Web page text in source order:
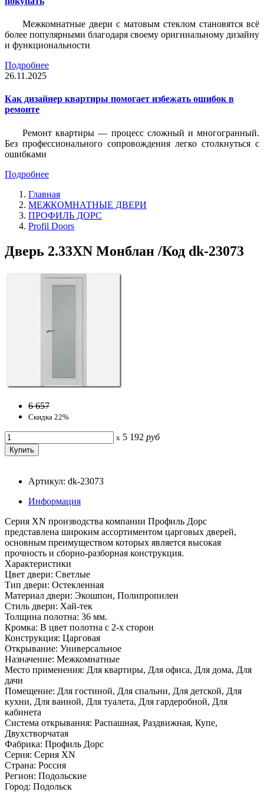
Межкомнатные двери с матовым стеклом становятся всё
более популярными благодаря своему оригинальному дизайну
и функциональности
Подробнее
26.11.2025
Как дизайнер квартиры помогает избежать ошибок в
ремонте
Ремонт квартиры — процесс сложный и многогранный.
Без профессионального сопровождения легко столкнуться с
ошибками
Подробнее
Главная
МЕЖКОМНАТНЫЕ ДВЕРИ
ПРОФИЛЬ ДОРС
Profil Doors
Дверь 2.33ХN Монблан /Код dk-23073
6 657
Скидка 22%
x 5 192 руб
Артикул: dk-23073
Информация
Серия ХN производства компании Профиль Дорс
представлена широким ассортиментом царговых дверей,
основным преимуществом которых является высокая
прочность и сборно-разборная конструкция.
Характеристики
Цвет двери: Светлые
Тип двери: Остекленная
Материал двери: Экошпон, Полипропилен
Стиль двери: Хай-тек
Толщина полотна: 36 мм.
Кромка: В цвет полотна с 2-х сторон
Конструкция: Царговая
Открывание: Универсальное
Назначение: Межкомнатные
Место применения: Для квартиры, Для офиса, Для дома, Для
дачи
Помещение: Для гостиной, Для спальни, Для детской, Для
кухни, Для ванной, Для туалета, Для гардеробной, Для
кабинета
Система открывания: Распашная, Раздвижная, Купе,
Двухстворчатая
Фабрика: Профиль Дорс
Серия: Серия XN
Страна: Россия
Регион: Подольские
Город: Подольск